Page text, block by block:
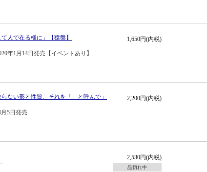
人で在る様に」【猿盤】 1,650円(内税)
年1月14日発売【イベントあり】
ない形と性質、それを「」と呼んで」 2,200円(内税)
月5日発売
2,530円(内税)
品切れ中